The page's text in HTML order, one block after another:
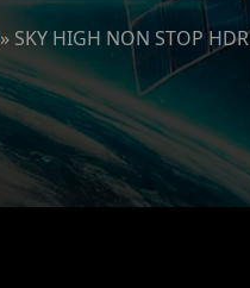
» SKY HIGH NON STOP HDR